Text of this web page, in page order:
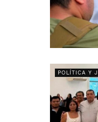
POLÍTICA Y